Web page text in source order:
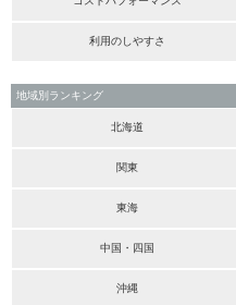
利用のしやすさ
地域別ランキング
北海道
関東
東海
中国・四国
沖縄